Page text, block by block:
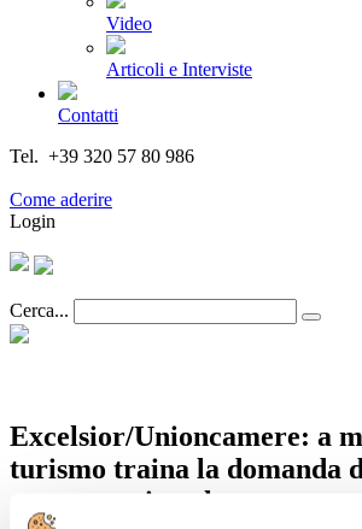
Video
Articoli e Interviste
Contatti
Tel. +39 320 57 80 986
Come aderire
Login
Cerca...
Excelsior/Unioncamere: a
turismo traina la domanda
comunque in calo